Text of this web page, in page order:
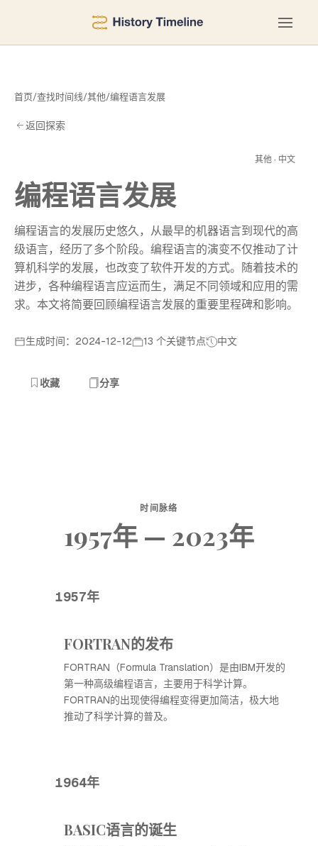
首页/查找时间线/其他/编程语言发展
返回探索
其他 · 中文
编程语言发展
编程语言的发展历史悠久，从最早的机器语言到现代的高
级语言，经历了多个阶段。编程语言的演变不仅推动了计
算机科学的发展，也改变了软件开发的方式。随着技术的
进步，各种编程语言应运而生，满足不同领域和应用的需
求。本文将简要回顾编程语言发展的重要里程碑和影响。
生成时间：2024-12-12 13 个关键节点 中文
收藏 分享
时间脉络
1957年 — 2023年
1957年
FORTRAN的发布
FORTRAN（Formula Translation）是由IBM开发的
第一种高级编程语言，主要用于科学计算。
FORTRAN的出现使得编程变得更加简洁，极大地
推动了科学计算的普及。
1964年
BASIC语言的诞生